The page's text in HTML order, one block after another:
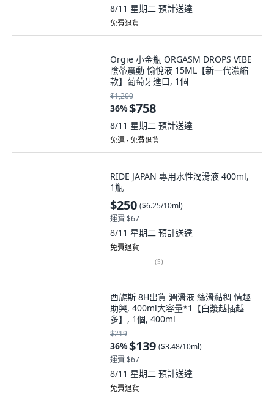
8/11 星期二 預計送達
免費退貨
Orgie 小金瓶 ORGASM DROPS VIBE
陰蒂震動 愉悅液 15ML【新一代濃縮
款】葡萄牙進口, 1個
$1,200
36%$758
8/11 星期二 預計送達
免運 ∙ 免費退貨
RIDE JAPAN 專用水性潤滑液 400ml,
1瓶
$250 ($6.25/10ml)
運費 $67
8/11 星期二 預計送達
免費退貨
(5)
西旎斯 8H出貨 潤滑液 絲滑黏稠 情趣
助興, 400ml大容量*1【白漿越插越
多】, 1個, 400ml
$219
36%$139 ($3.48/10ml)
運費 $67
8/11 星期二 預計送達
免費退貨